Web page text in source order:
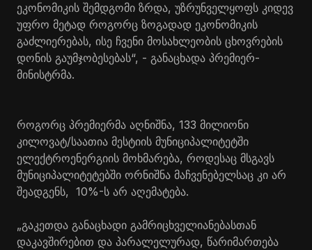
ეკონომიკის შემდგომი ზრდა, უზრუნველყოფს კიდევ
უფრო მეტად როგორც ზოგადად ეკონომიკის
გაძლიერებას, ისე ჩვენი მოსახლეობის ცხოვრების
დონის გაუმჯობესებას“, - განაცხადა პრემიერ-
მინისტრმა.
როგორც პრემიერმა აღნიშნა, 133 მილიონი
კილოვატ/საათია მესტიის მუნიციპალიტეტში
ელექტროენერგიის მოხმარება, როდესაც მსგავს
მუნიციპალიტეტებში ორნიშნა მაჩვენებელსაც კი არ
შეადგენს, 10%-ს არ აღემატება.
„გაკეთდა განაცხადი გამრიცხველიანებასთან
დაკავშირებით და პარალელურად, წარიმართება